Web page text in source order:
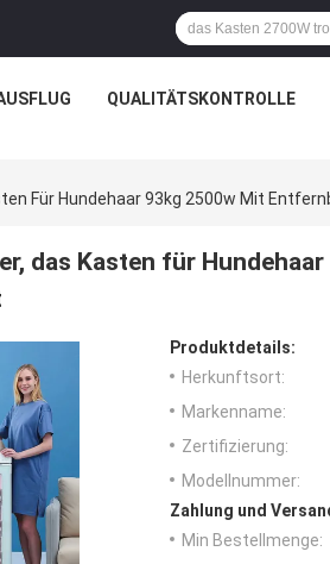
QUALITÄTSKONTROLLE
Für Hundehaar 93kg 2500w Mit
das Kasten für
Produktdetails:
Herkunftsort:
Markenname:
Zertifizierung:
Modellnummer:
Zahlung und
Min Bestellmenge: